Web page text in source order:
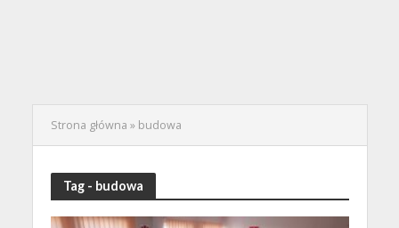
Strona główna » budowa
Tag - budowa